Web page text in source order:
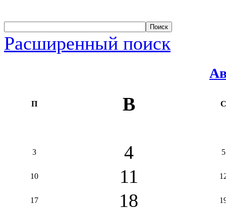
Расширенный поиск
П В С
3 4 5
10 11
17 18